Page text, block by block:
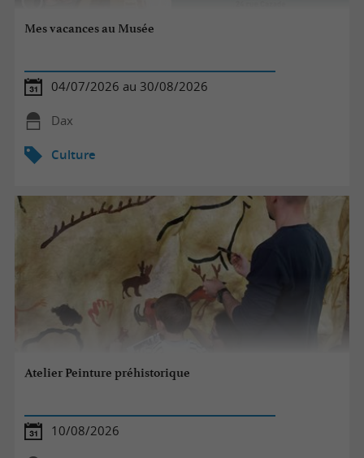
Mes vacances au Musée
04/07/2026 au 30/08/2026
Dax
Culture
Atelier Peinture préhistorique
10/08/2026